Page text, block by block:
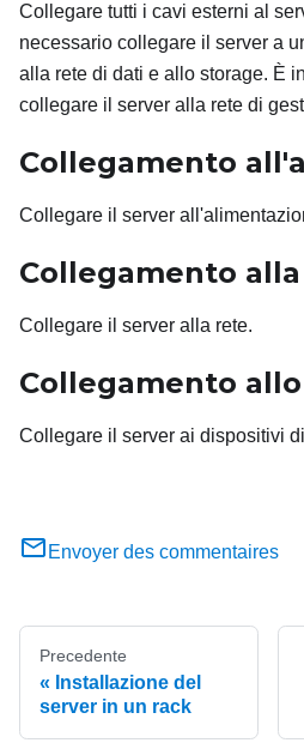
Collegare tutti i cavi esterni al
necessario collegare il server a
alla rete di dati e allo storage. È
collegare il server alla rete di
Collegamento
Collegare il server
Collegamento
Collegare il server alla rete.
Collegamento
Collegare il server ai dispositivi
Envoyer des commentaires
Precedente
Installazione del
server in un rack